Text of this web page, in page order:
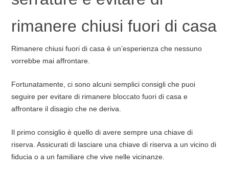
rimanere chiusi fuori di casa
Rimanere chiusi fuori di casa è un’esperienza che nessuno
vorrebbe mai affrontare.
Fortunatamente, ci sono alcuni semplici consigli che puoi
seguire per evitare di rimanere bloccato fuori di casa e
affrontare il disagio che ne deriva.
Il primo consiglio è quello di avere sempre una chiave di
riserva. Assicurati di lasciare una chiave di riserva a un vicino di
fiducia o a un familiare che vive nelle vicinanze.